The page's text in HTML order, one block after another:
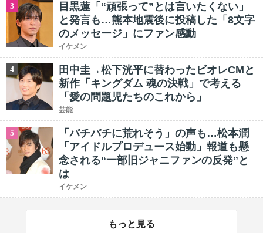
3
目黒蓮「“頑張って”とは言いたくない」
と発言も…熊本地震後に投稿した「8文字
のメッセージ」にファン感動
イケメン
4
田中圭→松下洸平に替わったビオレCMと
新作「キングダム 魂の決戦」で考える
「愛の問題児たちのこれから」
芸能
5
「バチバチに荒れそう」の声も…松本潤
「アイドルプロデュース始動」報道も懸
念される“一部旧ジャニファンの反発”と
は
イケメン
もっと見る